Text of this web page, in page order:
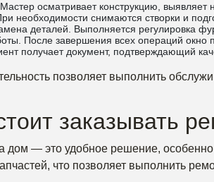
Мастер осматривает конструкцию,
необходимости снимаются створки и
деталей. Выполняется регулировка
После завершения всех операций окно
получает документ, подтверждающий
позволяет выполнить
заказывать
дом — это удобное решение,
что позволяет выполнить